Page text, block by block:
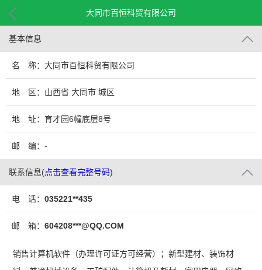
大同市百恒科贸有限公司
基本信息
名 称：大同市百恒科贸有限公司
地 区：山西省 大同市 城区
地 址：育才园6幢底层8号
邮 编：-
联系信息(点击查看完整号码)
电 话： 035221**435
邮 箱： 604208***@QQ.COM
销售计算机软件（办理许可证方可经营）；新型建材、装饰材